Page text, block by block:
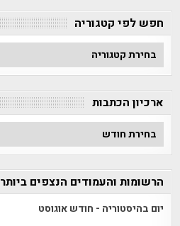
חפש לפי קטגוריה
חפש
לפי
ארכיון הכתבות
ארכיון
הכתבות
הרשומות והעמודים הנצפים ביותר
יום בהיסטוריה - חודש אוגוסט